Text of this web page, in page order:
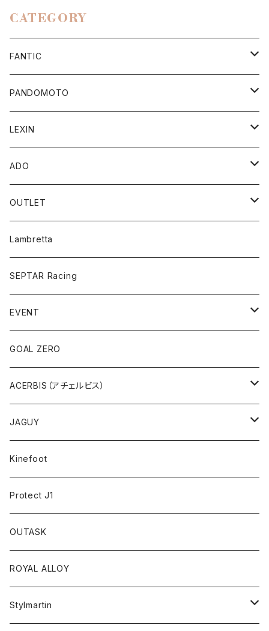
ey （スティルマ
グレー）
CATEGORY
FANTIC
Apparel/Goods
Accessory Parts
CABALLERO
ENDURO/MOTARD
e-Bike
SpeedFun
PANDOMOTO
ジャケット
MEN
WOMEN
トップス
パンツ
MEN
WOMEN
アンダーウエア
MEN
WOMEN
プロテクター
ブーツ
アクセサリー
アウトレット
LEXIN
Bluetoothスピーカー
ポータブルスピーカー
バイク用スピーカー
ポータブル電動空気入れ
バイク用Bluetoothインカム
ADO
電動アシスト自転車
折り畳み
Folding Bike
eBike
型式認定
OUTLET
TCX オフロードブーツ
Lambretta
SEPTAR Racing
EVENT
アサマ・スクランブラーミーティング
GOAL ZERO
ACERBIS（アチェルビス）
バッグ、アクセサリ
プラスティック
アンダーウェア
JAGUY
COOLER
テーブルウェア
アクセサリー
ギアコンテナ
Kinefoot
Protect J1
OUTASK
ROYAL ALLOY
Stylmartin